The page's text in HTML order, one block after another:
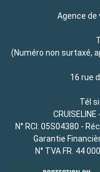
Agence de
(Numéro non surtaxé,
16 rue
Tél
N° RCI: 05S04380 -
Garantie
N° TVA FR. 44